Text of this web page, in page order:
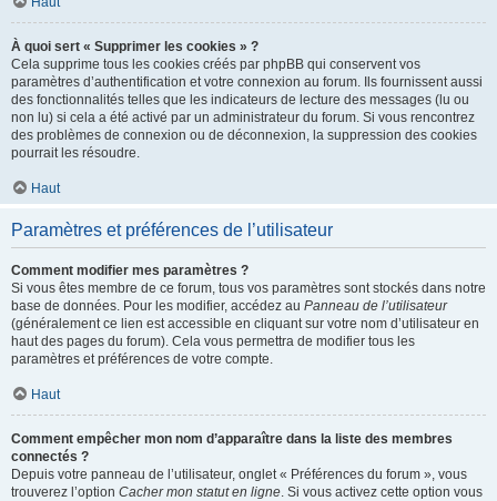
À quoi sert « Supprimer les cookies » ?
Cela supprime tous les cookies créés par phpBB qui conservent vos
paramètres d’authentification et votre connexion au forum. Ils fournissent aussi
des fonctionnalités telles que les indicateurs de lecture des messages (lu ou
non lu) si cela a été activé par un administrateur du forum. Si vous rencontrez
des problèmes de connexion ou de déconnexion, la suppression des cookies
pourrait les résoudre.
Haut
Paramètres et préférences de l’utilisateur
Comment modifier mes paramètres ?
Si vous êtes membre de ce forum, tous vos paramètres sont stockés dans notre
base de données. Pour les modifier, accédez au Panneau de l’utilisateur
(généralement ce lien est accessible en cliquant sur votre nom d’utilisateur en
haut des pages du forum). Cela vous permettra de modifier tous les
paramètres et préférences de votre compte.
Haut
Comment empêcher mon nom d’apparaître dans la liste des membres
connectés ?
Depuis votre panneau de l’utilisateur, onglet « Préférences du forum », vous
trouverez l’option Cacher mon statut en ligne. Si vous activez cette option vous